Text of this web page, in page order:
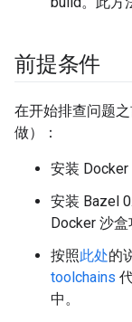
前提条件
在开始排查问题
做）：
安装 Docker
安装 Bazel
Docker 沙盒
按照此处的
toolchains
中。